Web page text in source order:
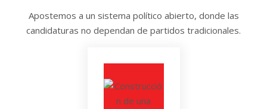
Apostemos a un sistema político abierto, donde las
candidaturas no dependan de partidos tradicionales.